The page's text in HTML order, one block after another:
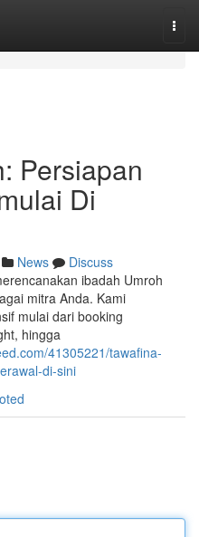
Persiapan
Di
News
Discuss
ibadah Umroh
mitra Anda. Kami
mulai dari booking
hingga
41305221/tawafina-
di-sini